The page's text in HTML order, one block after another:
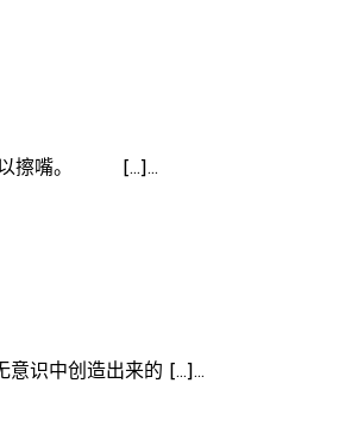
可以擦嘴。 […]…
意识中创造出来的 […]…